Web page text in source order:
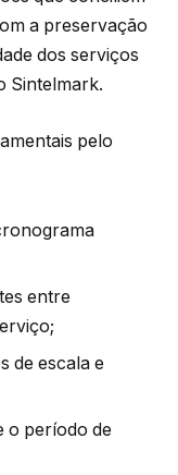
a preservação
dos serviços
Sintelmark.
pelo
entre
de escala e
o período de